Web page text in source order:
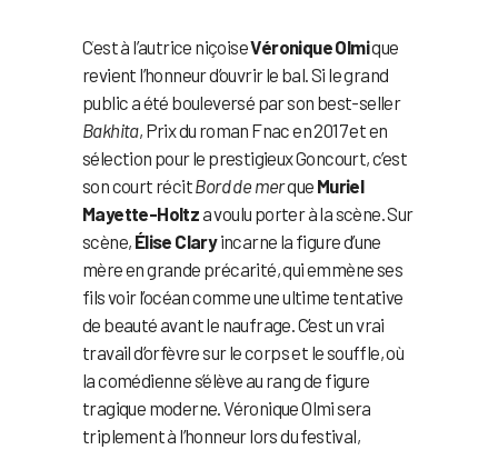
Cest à l’autrice niçoiseVéronique Olmique
revient l’honneur d’ouvrir le bal. Si le grand
public a été bouleversé par son best-seller
Bakhita, Prix du roman Fnac en 2017 et en
sélection pour le prestigieux Goncourt, c’est
son court récitBord de merque Muriel
Mayette-Holtza voulu porter à la scène. Sur
scène, Élise Claryincarne la figure d’une
mère en grande précarité, qui emmène ses
fils voir l’océan comme une ultime tentative
de beauté avant le naufrage. C’est un vrai
travail d’orfèvre sur le corps et le souffle, où
la comédienne s’élève au rang de figure
tragique moderne. Véronique Olmi sera
triplement à l’honneur lors du festival,